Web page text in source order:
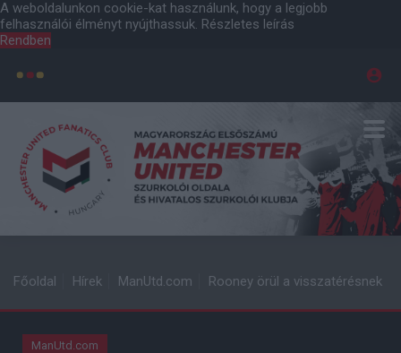
A weboldalunkon cookie-kat használunk, hogy a legjobb
felhasználói élményt nyújthassuk. Részletes leírás
Rendben
Főoldal Hírek ManUtd.com Rooney örül a visszatérésnek
ManUtd.com